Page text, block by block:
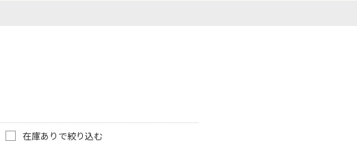
在庫ありで絞り込む